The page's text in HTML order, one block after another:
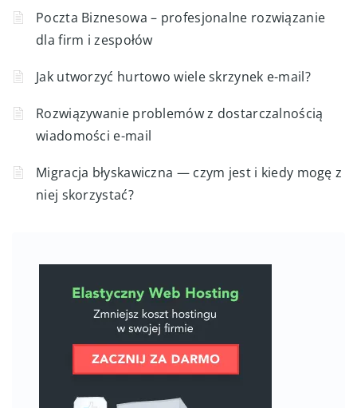
Poczta Biznesowa – profesjonalne rozwiązanie
dla firm i zespołów
Jak utworzyć hurtowo wiele skrzynek e-mail?
Rozwiązywanie problemów z dostarczalnością
wiadomości e-mail
Migracja błyskawiczna — czym jest i kiedy mogę z
niej skorzystać?